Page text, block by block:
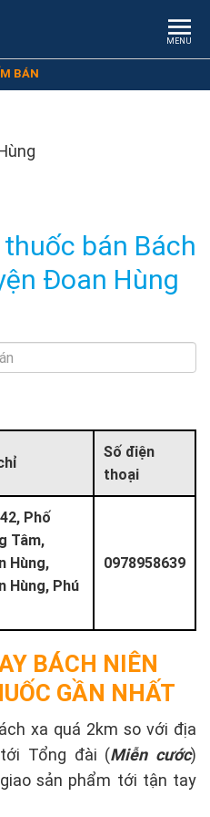
MENU
BÁN
bán Bách
Đoan Hùng
Số điện
thoại
Phố
Tâm,
Hùng,
Hùng, Phú
0978958639
BÁCH NIÊN
GẦN NHẤT
xa quá 2km so với địa
Tổng đài (Miễn cước)
sản phẩm tới tận tay